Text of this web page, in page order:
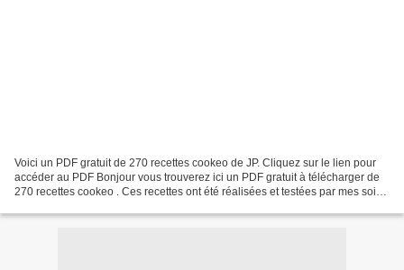
Voici un PDF gratuit de 270 recettes cookeo de JP. Cliquez sur le lien pour
accéder au PDF Bonjour vous trouverez ici un PDF gratuit à télécharger de
270 recettes cookeo . Ces recettes ont été réalisées et testées par mes soins